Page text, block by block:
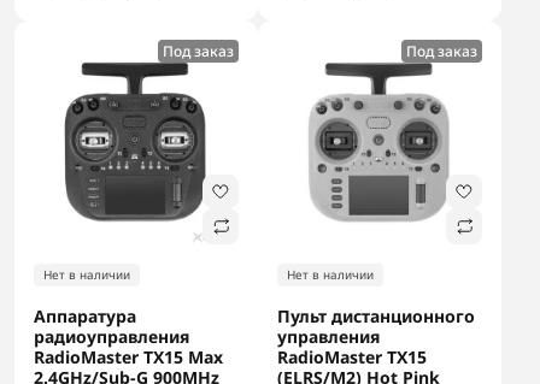
Под заказ
Нет в наличии
Аппаратура
радиоуправления
RadioMaster TX15 Max
2.4GHz/Sub-G 900MHz
Под заказ
Нет в наличии
Пульт дистанционного
управления
RadioMaster TX15
(ELRS/M2) Hot Pink